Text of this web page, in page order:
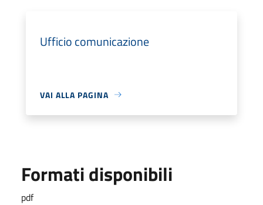
Ufficio comunicazione
VAI ALLA PAGINA
Formati disponibili
pdf